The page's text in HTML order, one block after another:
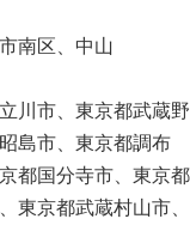
南区、中山
川市、東京都武蔵野
島市、東京都調布
都国分寺市、東京都
東京都武蔵村山市、